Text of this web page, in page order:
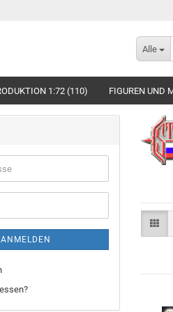
Alle
1:72 (110) FIGUREN UND
ANMELDEN